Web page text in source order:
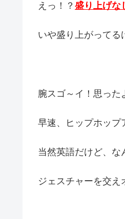
えっ！？ 盛り上げな
いや盛り上がってる
腕スゴ～イ！思った
早速、ヒップホップ
当然英語だけど、な
ジェスチャーを交え